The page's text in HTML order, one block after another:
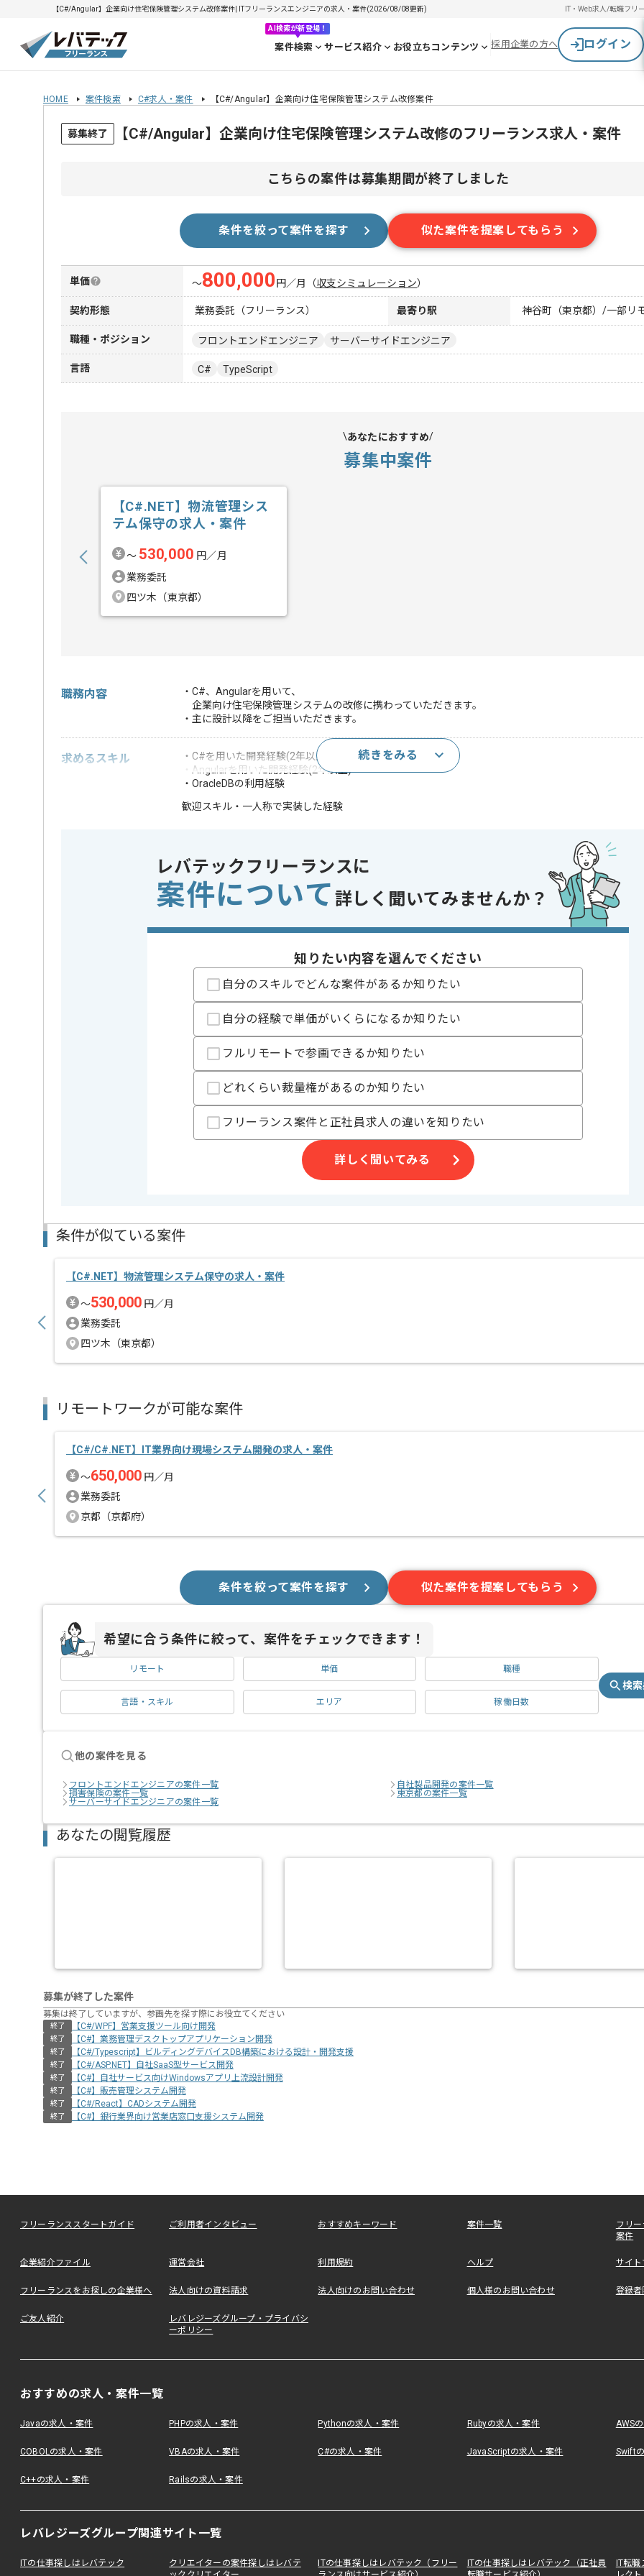
【C#/Angular】企業向け住宅保険管理システム改修案件| ITフリーランスエンジニアの求人・案件(2026/08/08更新) IT・Web求人/転職フリ
AI検索が新登場！
案件検索 サービス紹介 お役立ちコンテンツ 採用企業の方へ ログイン
HOME 案件検索 C#求人・案件 【C#/Angular】企業向け住宅保険管理システム改修案件
募集終了 【C#/Angular】企業向け住宅保険管理システム改修のフリーランス求人・案件
こちらの案件は募集期間が終了しました
条件を絞って案件を探す 似た案件を提案してもらう
単価 〜800,000 円／月 （収支シミュレーション）
契約形態 業務委託（フリーランス） 最寄り駅 神谷町（東京都）/一部リ
職種・ポジション フロントエンドエンジニア サーバーサイドエンジニア
言語 C# TypeScript
あなたにおすすめ
募集中案件
【C#.NET】物流管理シス
テム保守の求人・案件
〜 530,000 円／月
業務委託
四ツ木（東京都）
職務内容
・C#、Angularを用いて、
企業向け住宅保険管理システムの改修に携わっていただきます。
・主に設計以降をご担当いただきます。
求めるスキル
・C#を用いた開発経験(2年以上)
・Angularを用いた開発経験(2年以上)
・OracleDBの利用経験
歓迎スキル ・一人称で実装した経験
この案件で扱う技術 DB
Oracle
OS
Windows
30代活躍中 , 急募 , BtoB向け
精算基準時間
140時間〜180時間
支払いサイト
15日
住宅向けの保険のサービスを展開している企業でございます。
チームでの開発となるため、
コミュニケーションを取りながら作業を進めたい方にマッチします。
続きをみる
レバテックフリーランスに
案件について 詳しく聞いてみませんか？
知りたい内容を選んでください
自分のスキルでどんな案件があるか知りたい
自分の経験で単価がいくらになるか知りたい
フルリモートで参画できるか知りたい
どれくらい裁量権があるのか知りたい
フリーランス案件と正社員求人の違いを知りたい
詳しく聞いてみる
条件が似ている案件
【C#.NET】物流管理システム保守の求人・案件
〜530,000 円／月
業務委託
四ツ木（東京都）
リモートワークが可能な案件
【C#/C#.NET】IT業界向け現場システム開発の求人・案件
〜650,000 円／月
業務委託
京都（京都府）
条件を絞って案件を探す 似た案件を提案してもらう
希望に合う条件に絞って、案件をチェックできます！
リモート 単価 職種
言語・スキル エリア 稼働日数
検
他の案件を見る
フロントエンドエンジニアの案件一覧
自社製品開発の案件一覧
損害保険の案件一覧
東京都の案件一覧
サーバーサイドエンジニアの案件一覧
あなたの閲覧履歴
募集が終了した案件
募集は終了していますが、参画先を探す際にお役立てください
終了 【C#/WPF】営業支援ツール向け開発
終了 【C#】業務管理デスクトップアプリケーション開発
終了 【C#/Typescript】ビルディングデバイスDB構築における設計・開発支援
終了 【C#/ASP.NET】自社SaaS型サービス開発
終了 【C#】自社サービス向けWindowsアプリ上流設計開発
終了 【C#】販売管理システム開発
終了 【C#/React】CADシステム開発
終了 【C#】銀行業界向け営業店窓口支援システム開発
フリーランススタートガイド ご利用者インタビュー おすすめキーワード 案件一覧
フリ
案件
企業紹介ファイル 運営会社 利用規約 ヘルプ サイ
フリーランスをお探しの企業様へ 法人向けの資料請求 法人向けのお問い合わせ 個人様のお問い合わせ 登録者
ご友人紹介
レバレジーズグループ・プライバシ
ーポリシー
おすすめの求人・案件一覧
Javaの求人・案件 PHPの求人・案件 Pythonの求人・案件 Rubyの求人・案件 AWS
COBOLの求人・案件 VBAの求人・案件 C#の求人・案件 JavaScriptの求人・案件 Swift
C++の求人・案件 Railsの求人・案件
レバレジーズグループ関連サイト一覧
ITの仕事探しはレバテック
クリエイターの案件探しはレバテ
ITの仕事探しはレバテック（フリー
ITの仕事探しはレバテック（正社員
IT転